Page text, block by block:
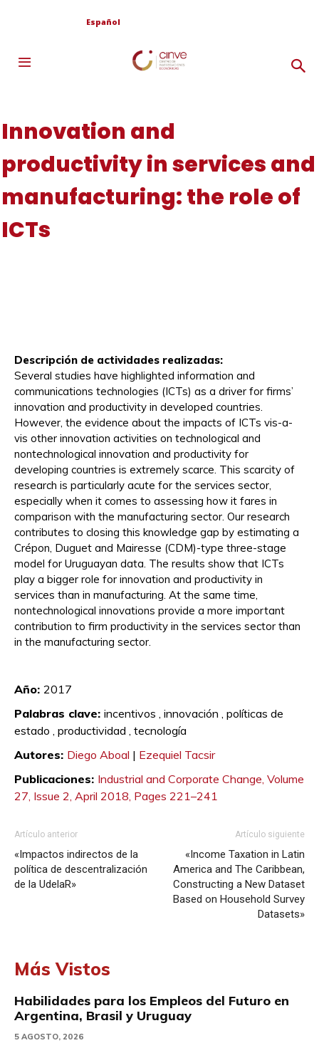
Español
Innovation and
productivity in services and
manufacturing: the role of
ICTs
Descripción de actividades realizadas:
Several studies have highlighted information and
communications technologies (ICTs) as a driver for firms’
innovation and productivity in developed countries.
However, the evidence about the impacts of ICTs vis-a-
vis other innovation activities on technological and
nontechnological innovation and productivity for
developing countries is extremely scarce. This scarcity of
research is particularly acute for the services sector,
especially when it comes to assessing how it fares in
comparison with the manufacturing sector. Our research
contributes to closing this knowledge gap by estimating a
Crépon, Duguet and Mairesse (CDM)-type three-stage
model for Uruguayan data. The results show that ICTs
play a bigger role for innovation and productivity in
services than in manufacturing. At the same time,
nontechnological innovations provide a more important
contribution to firm productivity in the services sector than
in the manufacturing sector.
Año: 2017
Palabras clave: incentivos , innovación , políticas de
estado , productividad , tecnología
Autores: Diego Aboal | Ezequiel Tacsir
Publicaciones: Industrial and Corporate Change, Volume
27, Issue 2, April 2018, Pages 221–241
Artículo anterior
«Impactos indirectos de la
política de descentralización
de la UdelaR»
Artículo siguiente
«Income Taxation in Latin
America and The Caribbean,
Constructing a New Dataset
Based on Household Survey
Datasets»
Más Vistos
Habilidades para los Empleos del Futuro en
Argentina, Brasil y Uruguay
5 AGOSTO, 2026